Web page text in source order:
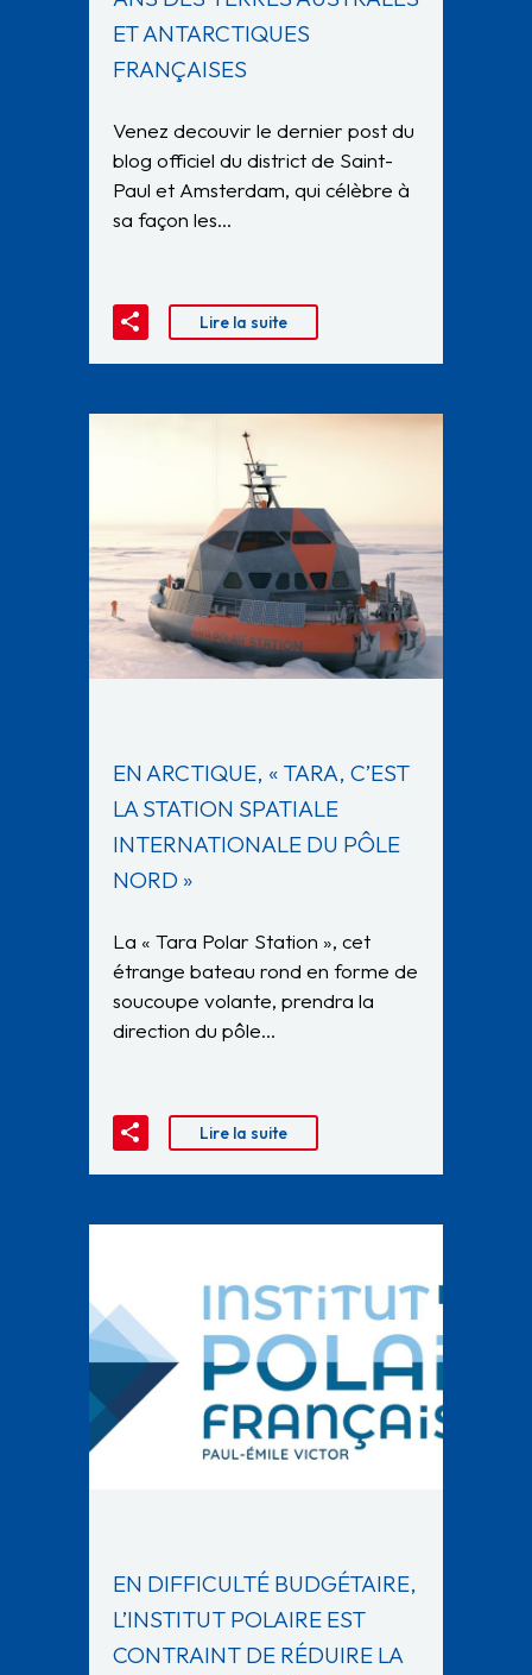
ET ANTARCTIQUES
FRANÇAISES
Venez decouvir le dernier post du
blog officiel du district de Saint-
Paul et Amsterdam, qui célèbre à
sa façon les…
Lire la suite
EN ARCTIQUE, « TARA, C’EST
LA STATION SPATIALE
INTERNATIONALE DU PÔLE
NORD »
La « Tara Polar Station », cet
étrange bateau rond en forme de
soucoupe volante, prendra la
direction du pôle…
Lire la suite
EN DIFFICULTÉ BUDGÉTAIRE,
L’INSTITUT POLAIRE EST
CONTRAINT DE RÉDUIRE LA